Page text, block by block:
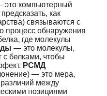
это компьютерный
как
связываются с
процесс обнаружения
где молекулы
— это молекулы,
с белками, чтобы
РСМД
— это мера,
между
позициями